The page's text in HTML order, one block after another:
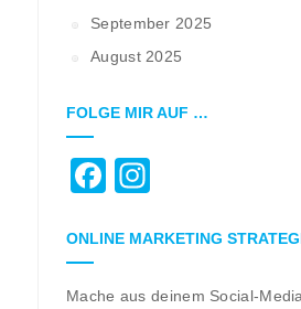
September 2025
August 2025
FOLGE MIR AUF …
Facebook
ONLINE MARKETING
Mache aus deinem Social-